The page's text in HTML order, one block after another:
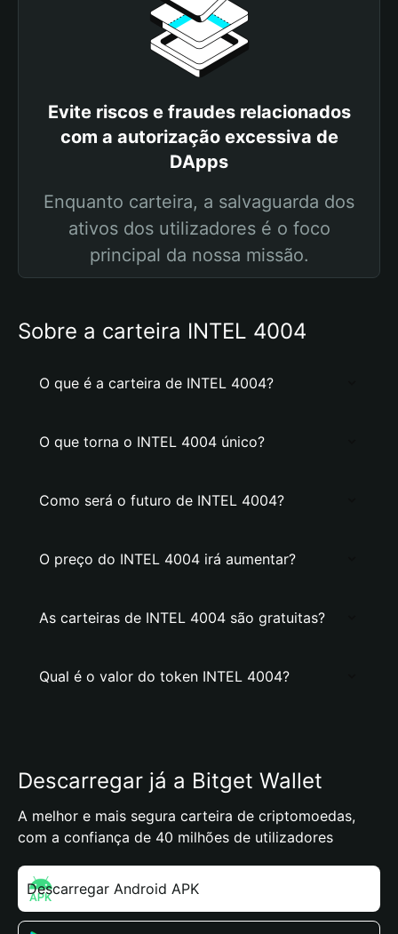
Evite riscos e fraudes relacionados
com a autorização excessiva de
DApps
Enquanto carteira, a salvaguarda dos
ativos dos utilizadores é o foco
principal da nossa missão.
Sobre a carteira INTEL 4004
O que é a carteira de INTEL 4004?
O que torna o INTEL 4004 único?
Como será o futuro de INTEL 4004?
O preço do INTEL 4004 irá aumentar?
As carteiras de INTEL 4004 são gratuitas?
Qual é o valor do token INTEL 4004?
Descarregar já a Bitget Wallet
A melhor e mais segura carteira de criptomoedas,
com a confiança de 40 milhões de utilizadores
Descarregar Android APK